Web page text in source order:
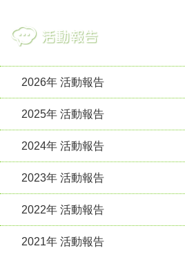
2026年 活動報告
2025年 活動報告
2024年 活動報告
2023年 活動報告
2022年 活動報告
2021年 活動報告